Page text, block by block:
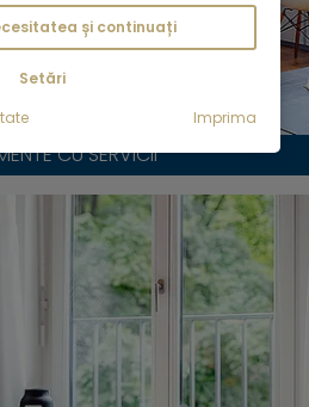
CU SERVICII
și continuați
Setări
Imprima